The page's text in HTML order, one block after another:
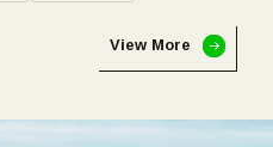
View More